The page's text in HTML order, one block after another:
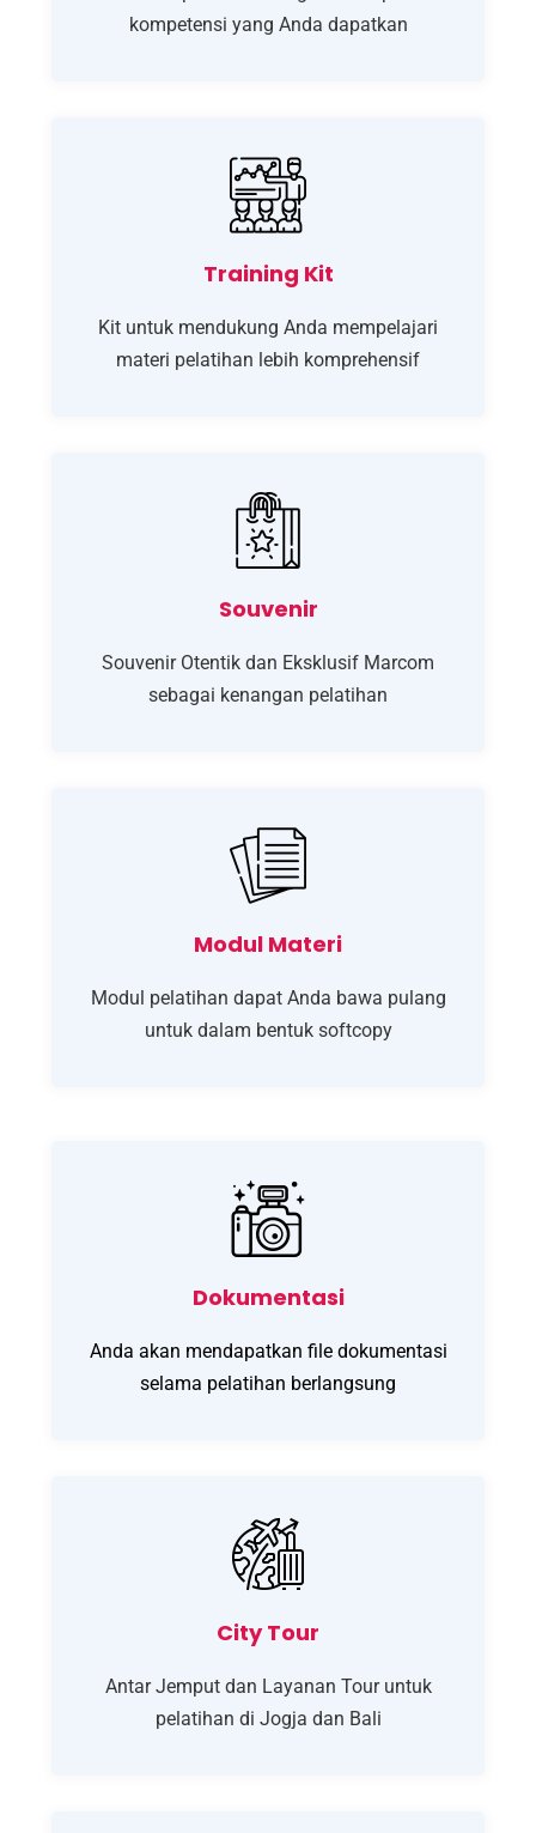
kompetensi yang Anda dapatkan
Training Kit
Kit untuk mendukung Anda mempelajari
materi pelatihan lebih komprehensif
Souvenir
Souvenir Otentik dan Eksklusif Marcom
sebagai kenangan pelatihan
Modul Materi
Modul pelatihan dapat Anda bawa pulang
untuk dalam bentuk softcopy
Dokumentasi
Anda akan mendapatkan file dokumentasi
selama pelatihan berlangsung
City Tour
Antar Jemput dan Layanan Tour untuk
pelatihan di Jogja dan Bali